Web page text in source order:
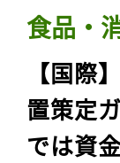
食品・
【国際
置策定
では資